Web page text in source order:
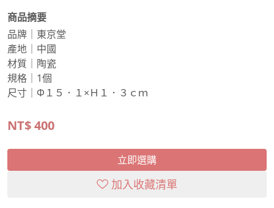
商品摘要
品牌｜東京堂
產地｜中國
材質｜陶瓷
規格｜1個
尺寸｜Φ１５．１×Ｈ１．３ｃｍ
NT$400
立即選購
加入收藏清單